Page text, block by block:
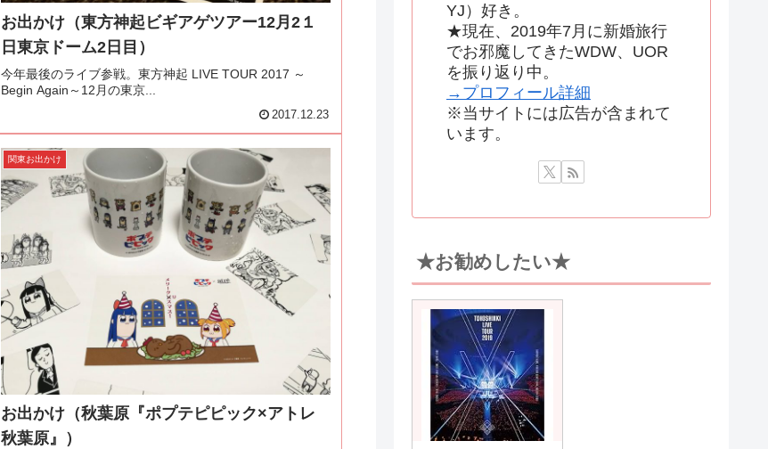
お出かけ（東方神起ビギアゲツアー12月2１
日東京ドーム2日目）
今年最後のライブ参戦。東方神起 LIVE TOUR 2017 ～
Begin Again～12月の東京...
2017.12.23
関東お出かけ
お出かけ（秋葉原『ポプテピピック×アトレ
秋葉原』）
YJ）好き。
★現在、2019年7月に新婚旅行
でお邪魔してきたWDW、UOR
を振り返り中。
→プロフィール詳細
※当サイトには広告が含まれて
います。
★お勧めしたい★